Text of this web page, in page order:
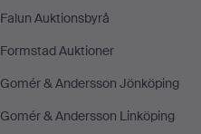
Falun Auktionsbyrå
Formstad Auktioner
Gomér & Andersson Jönköping
Gomér & Andersson Linköping